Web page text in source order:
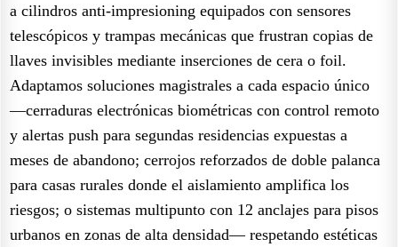
a cilindros anti-impresioning equipados con sensores
telescópicos y trampas mecánicas que frustran copias de
llaves invisibles mediante inserciones de cera o foil.
Adaptamos soluciones magistrales a cada espacio único
—cerraduras electrónicas biométricas con control remoto
y alertas push para segundas residencias expuestas a
meses de abandono; cerrojos reforzados de doble palanca
para casas rurales donde el aislamiento amplifica los
riesgos; o sistemas multipunto con 12 anclajes para pisos
urbanos en zonas de alta densidad— respetando estéticas